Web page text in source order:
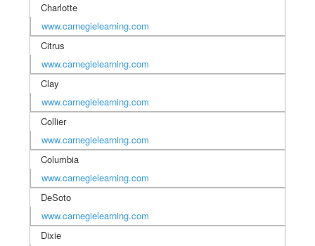
Charlotte
www.carnegielearning.com
Citrus
www.carnegielearning.com
Clay
www.carnegielearning.com
Collier
www.carnegielearning.com
Columbia
www.carnegielearning.com
DeSoto
www.carnegielearning.com
Dixie